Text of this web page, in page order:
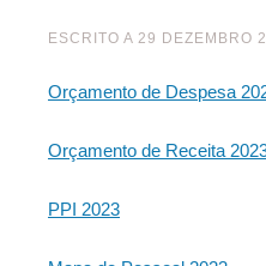
ESCRITO A 29 DEZEMBRO
Orçamento de Despesa
Orçamento de Receita
PPI 2023